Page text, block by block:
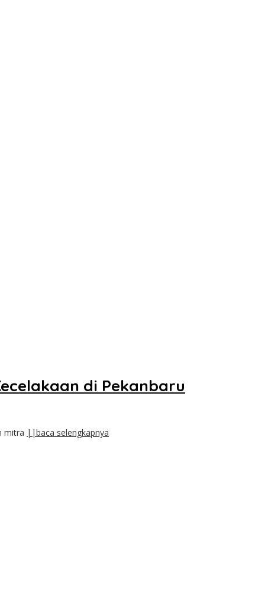
di Pekanbaru
mitra ||baca selengkapnya